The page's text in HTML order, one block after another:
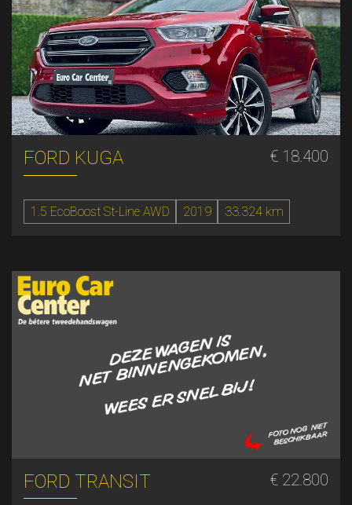
FORD KUGA € 18.400
1.5 EcoBoost St-Line AWD 2019 33.324 km
FORD TRANSIT € 22.800